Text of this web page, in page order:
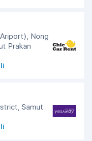
Nong
Prakan
Samut